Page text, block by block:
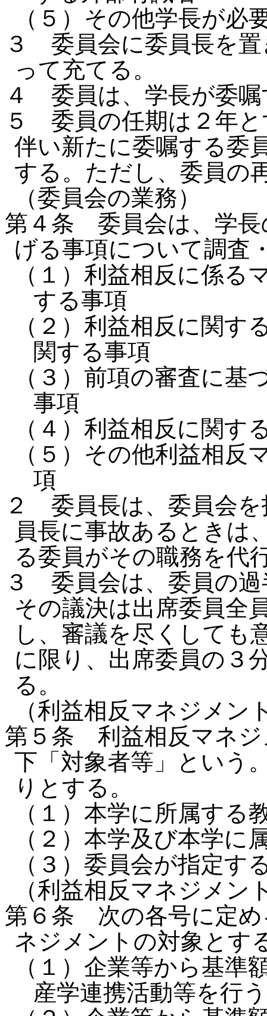
（５）その他学長が必
３ 委員会に委員長を置
って充てる。
４ 委員は、学長が委嘱
５ 委員の任期は２年と
伴い新たに委嘱する委
する。ただし、委員の
（委員会の業務）
第４条 委員会は、学長
げる事項について調査
（１）利益相反に係る
する事項
（２）利益相反に関す
関する事項
（３）前項の審査に基
事項
（４）利益相反に関す
（５）その他利益相
項
２ 委員長は、委員会
員長に事故あるときは
る委員がその職務を代
３ 委員会は、委員の過
その議決は出席委員全
し、審議を尽くしても
に限り、出席委員の３
る。
（利益相反マネジメン
第５条 利益相反マネジ
下「対象者等」という
りとする。
（１）本学に所属する
（２）本学及び本学に
（３）委員会が指定す
（利益相反マネジメン
第６条 次の各号に定め
ネジメントの対象とす
（１）企業等から基準
産学連携活動等を行